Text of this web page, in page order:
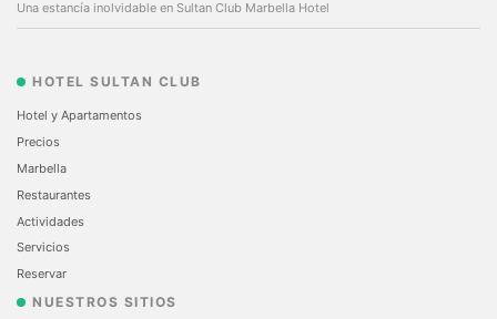
Una estancía inolvidable en Sultan Club Marbella Hotel
HOTEL SULTAN CLUB
Hotel y Apartamentos
Precios
Marbella
Restaurantes
Actividades
Servicios
Reservar
NUESTROS SITIOS